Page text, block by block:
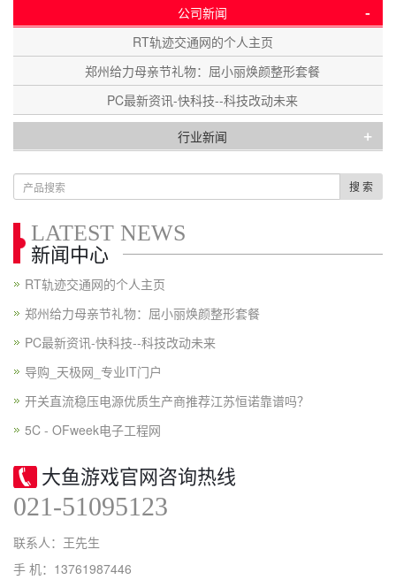
公司新闻 -
RT轨迹交通网的个人主页
郑州给力母亲节礼物：屈小丽焕颜整形套餐
PC最新资讯-快科技--科技改动未来
行业新闻 +
搜 索
LATEST NEWS
新闻中心
RT轨迹交通网的个人主页
郑州给力母亲节礼物：屈小丽焕颜整形套餐
PC最新资讯-快科技--科技改动未来
导购_天极网_专业IT门户
开关直流稳压电源优质生产商推荐江苏恒诺靠谱吗？
5C - OFweek电子工程网
大鱼游戏官网咨询热线
021-51095123
联系人：王先生
手 机：13761987446